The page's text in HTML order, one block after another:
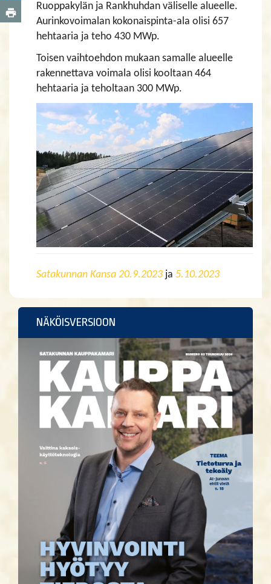
Ruoppakylän ja Rankhuhdan väliselle alueelle.
Aurinkovoimalan kokonaispinta-ala olisi 657
hehtaaria ja teho 430 MWp.
Toisen vaihtoehdon mukaan samalle alueelle
rakennettava voimala olisi kooltaan 464
hehtaaria ja teholtaan 300 MWp.
Satakunnan Kansa 20.9.2023 ja 5.10.2023
NÄKÖISVERSIOON